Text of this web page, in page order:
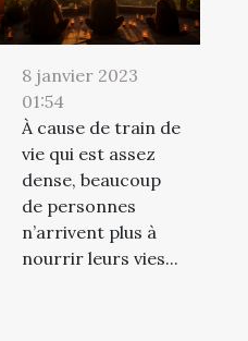
8 janvier 2023
01:54
À cause de train de
vie qui est assez
dense, beaucoup
de personnes
n’arrivent plus à
nourrir leurs vies...